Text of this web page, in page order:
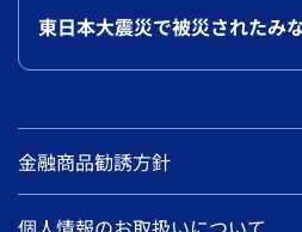
東日本大震災で被災されたみ
金融商品勧誘方針